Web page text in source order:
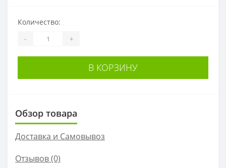
Количество:
- +
В КОРЗИНУ
Обзор товара
Доставка и Самовывоз
Отзывов (0)